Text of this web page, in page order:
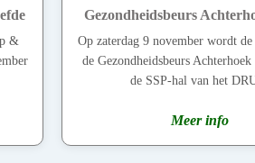
&
Gezondheidsbeurs
Op zaterdag 9 november wordt
de Gezondheidsbeurs
de SSP-hal van het
Meer info